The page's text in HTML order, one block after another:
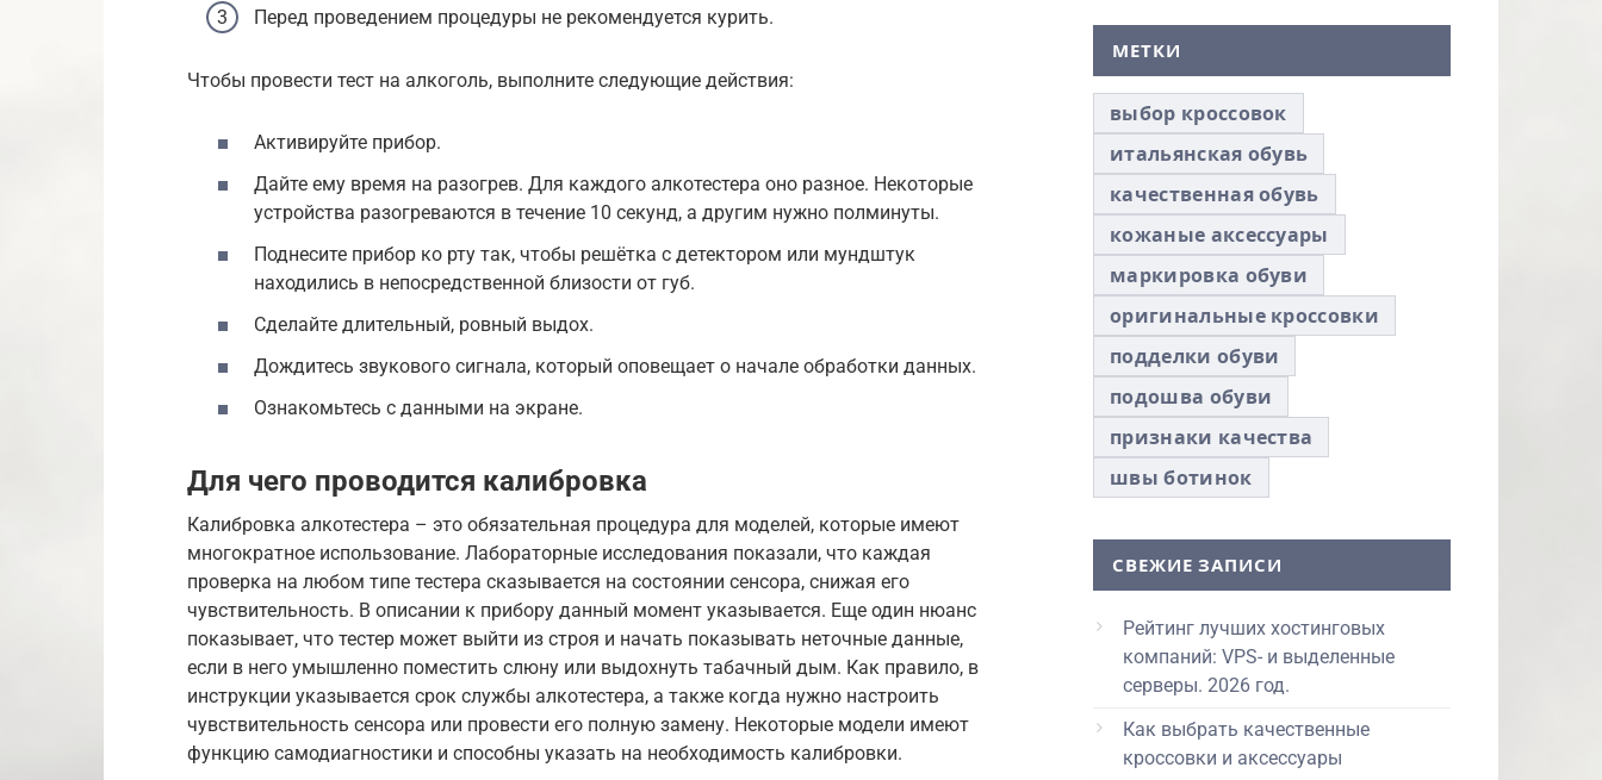
Перед проведением процедуры не рекомендуется курить.
Чтобы провести тест на алкоголь, выполните следующие действия:
Активируйте прибор.
Дайте ему время на разогрев. Для каждого алкотестера оно разное. Некоторые
устройства разогреваются в течение 10 секунд, а другим нужно полминуты.
Поднесите прибор ко рту так, чтобы решётка с детектором или мундштук
находились в непосредственной близости от губ.
Сделайте длительный, ровный выдох.
Дождитесь звукового сигнала, который оповещает о начале обработки данных.
Ознакомьтесь с данными на экране.
Для чего проводится калибровка
Калибровка алкотестера – это обязательная процедура для моделей, которые имеют
многократное использование. Лабораторные исследования показали, что каждая
проверка на любом типе тестера сказывается на состоянии сенсора, снижая его
чувствительность. В описании к прибору данный момент указывается. Еще один нюанс
показывает, что тестер может выйти из строя и начать показывать неточные данные,
если в него умышленно поместить слюну или выдохнуть табачный дым. Как правило, в
инструкции указывается срок службы алкотестера, а также когда нужно настроить
чувствительность сенсора или провести его полную замену. Некоторые модели имеют
функцию самодиагностики и способны указать на необходимость калибровки.
МЕТКИ
выбор кроссовок
итальянская обувь
качественная обувь
кожаные аксессуары
маркировка обуви
оригинальные кроссовки
подделки обуви
подошва обуви
признаки качества
швы ботинок
СВЕЖИЕ ЗАПИСИ
Рейтинг лучших хостинговых
компаний: VPS- и выделенные
серверы. 2026 год.
Как выбрать качественные
кроссовки и аксессуары